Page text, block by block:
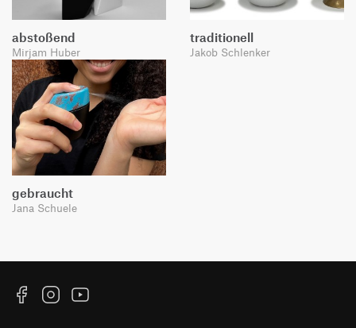
abstoßend
Mirjam Huber
traditionell
Jakob Schlenker
gebraucht
Jana Schuele
FacebookInstagramYouTube